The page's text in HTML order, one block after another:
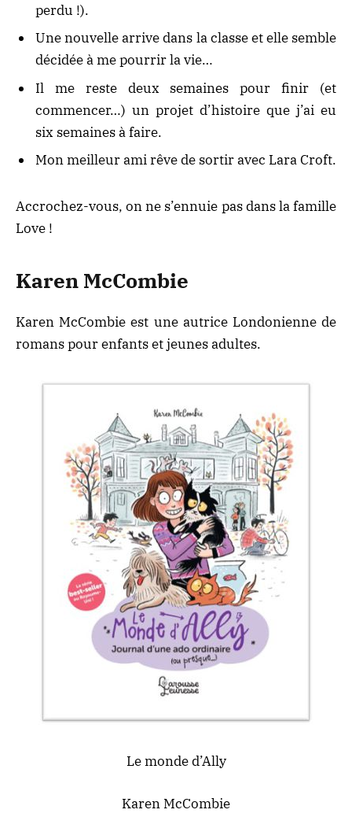
perdu !).
Une nouvelle arrive dans la classe et elle semble
décidée à me pourrir la vie…
Il me reste deux semaines pour finir (et
commencer…) un projet d’histoire que j’ai eu
six semaines à faire.
Mon meilleur ami rêve de sortir avec Lara Croft.
Accrochez-vous, on ne s’ennuie pas dans la famille
Love !
Karen McCombie
Karen McCombie est une autrice Londonienne de
romans pour enfants et jeunes adultes.
Le monde d’Ally
Karen McCombie